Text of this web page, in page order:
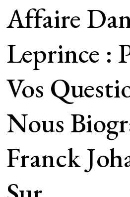
Affaire
Leprince :
Vos
Nous
Franck